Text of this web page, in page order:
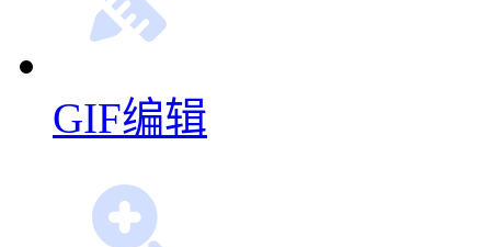
视频转GIF